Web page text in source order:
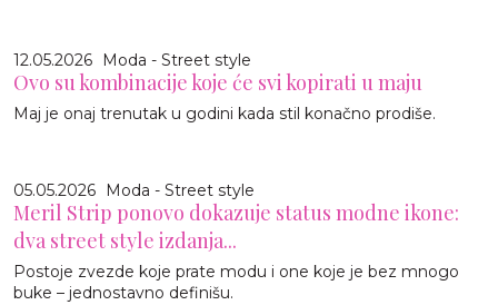
12.05.2026 Moda - Street style
Ovo su kombinacije koje će svi kopirati u maju
Maj je onaj trenutak u godini kada stil konačno prodiše.
05.05.2026 Moda - Street style
Meril Strip ponovo dokazuje status modne ikone:
dva street style izdanja...
Postoje zvezde koje prate modu i one koje je bez mnogo
buke – jednostavno definišu.